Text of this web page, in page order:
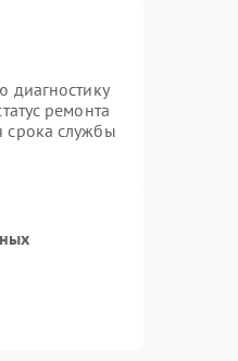
диагностику
ремонта
срока службы